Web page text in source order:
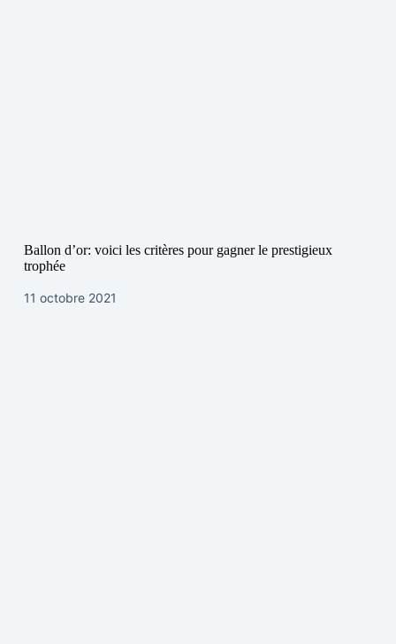
Ballon d’or: voici les critères pour gagner le prestigieux
trophée
11 octobre 2021